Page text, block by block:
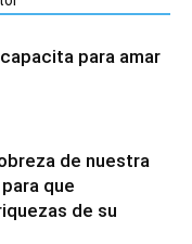
para amar
de nuestra
que
de su